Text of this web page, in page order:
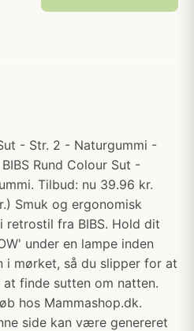
- Str. 2 - Naturgummi -
Rund Colour Sut -
Tilbud: nu 39.96 kr.
Smuk og ergonomisk
retrostil fra BIBS. Hold dit
under en lampe inden
i mørket, så du slipper for at
finde sutten om natten.
hos Mammashop.dk.
side kan være genereret